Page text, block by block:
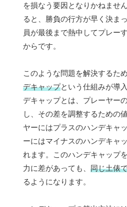
を損なう要因となりかねませ
ると、勝負の行方が早く決ま
員が最後まで熱中してプレー
からです。
このような問題を解決するた
デキャップという仕組みが導
デキャップとは、プレーヤー
し、その差を調整するための
ヤーにはプラスのハンデキャ
ーにはマイナスのハンデキャ
れます。このハンデキャップ
力に差があっても、 同じ土俵
るようになります。